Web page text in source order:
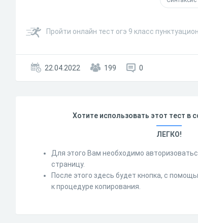
Пройти онлайн тест огэ 9 класс
22.04.2022 199 0
Хотите использовать этот тест в
ЛЕГКО!
Для этого Вам необходимо
страницу.
После этого здесь будет кнопка, с
к процедуре копирования.